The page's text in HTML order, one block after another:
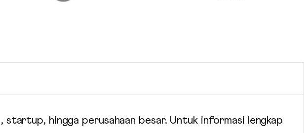
hingga perusahaan besar. Untuk informasi lengkap